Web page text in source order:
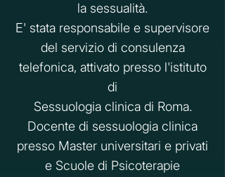
la sessualità.
E' stata responsabile e supervisore
del servizio di consulenza
telefonica, attivato presso l'istituto
di
Sessuologia clinica di Roma.
Docente di sessuologia clinica
presso Master universitari e privati
e Scuole di Psicoterapie